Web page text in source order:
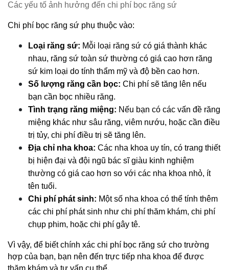
Các yếu tố ảnh hưởng đến chi phí bọc răng sứ
Chi phí bọc răng sứ phụ thuộc vào:
Loại răng sứ: Mỗi loại răng sứ có giá thành khác
nhau, răng sứ toàn sứ thường có giá cao hơn răng
sứ kim loại do tính thẩm mỹ và độ bền cao hơn.
Số lượng răng cần bọc: Chi phí sẽ tăng lên nếu
bạn cần bọc nhiều răng.
Tình trạng răng miệng: Nếu bạn có các vấn đề răng
miệng khác như sâu răng, viêm nướu, hoặc cần điều
trị tủy, chi phí điều trị sẽ tăng lên.
Địa chỉ nha khoa: Các nha khoa uy tín, có trang thiết
bị hiện đại và đội ngũ bác sĩ giàu kinh nghiệm
thường có giá cao hơn so với các nha khoa nhỏ, ít
tên tuổi.
Chi phí phát sinh: Một số nha khoa có thể tính thêm
các chi phí phát sinh như chi phí thăm khám, chi phí
chụp phim, hoặc chi phí gây tê.
Vì vậy, để biết chính xác chi phí bọc răng sứ cho trường
hợp của bạn, bạn nên đến trực tiếp nha khoa để được